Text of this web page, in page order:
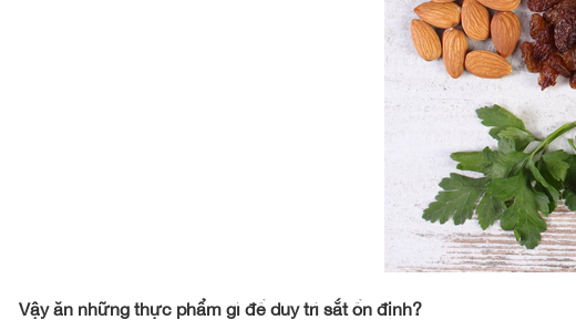
Vậy ăn những thực phẩm gì để duy trì sắt ổn định?